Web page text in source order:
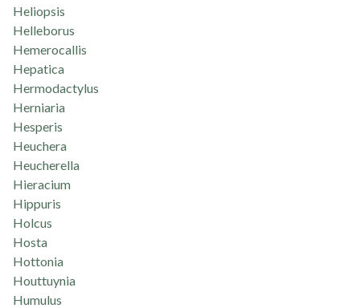
Heliopsis
Helleborus
Hemerocallis
Hepatica
Hermodactylus
Herniaria
Hesperis
Heuchera
Heucherella
Hieracium
Hippuris
Holcus
Hosta
Hottonia
Houttuynia
Humulus